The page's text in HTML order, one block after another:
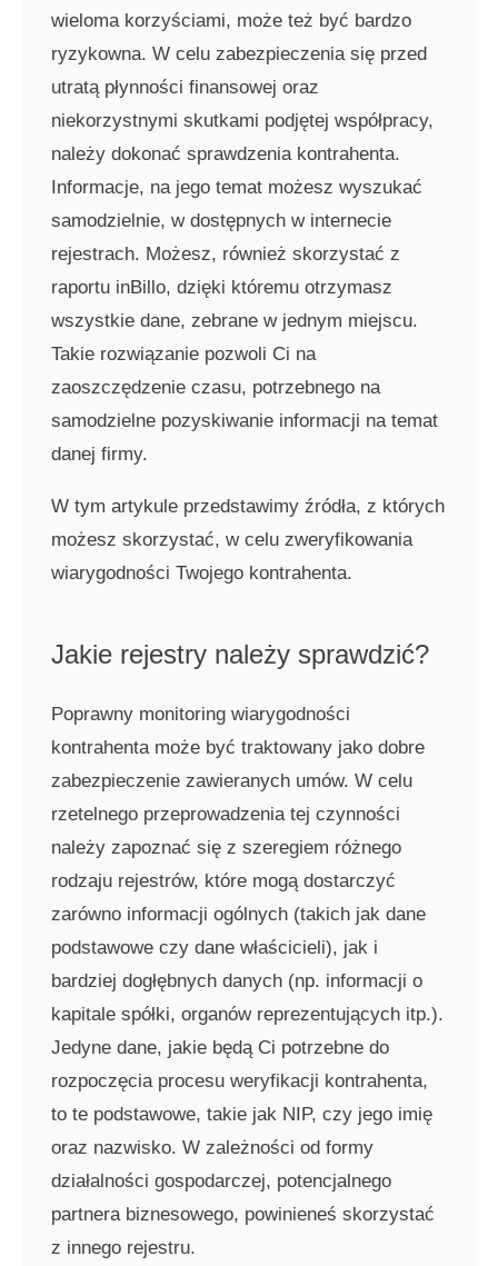
wieloma korzyściami, może też być bardzo
ryzykowna. W celu zabezpieczenia się przed
utratą płynności finansowej oraz
niekorzystnymi skutkami podjętej współpracy,
należy dokonać sprawdzenia kontrahenta.
Informacje, na jego temat możesz wyszukać
samodzielnie, w dostępnych w internecie
rejestrach. Możesz, również skorzystać z
raportu inBillo, dzięki któremu otrzymasz
wszystkie dane, zebrane w jednym miejscu.
Takie rozwiązanie pozwoli Ci na
zaoszczędzenie czasu, potrzebnego na
samodzielne pozyskiwanie informacji na temat
danej firmy.
W tym artykule przedstawimy źródła, z których
możesz skorzystać, w celu zweryfikowania
wiarygodności Twojego kontrahenta.
Jakie rejestry należy sprawdzić?
Poprawny monitoring wiarygodności
kontrahenta może być traktowany jako dobre
zabezpieczenie zawieranych umów. W celu
rzetelnego przeprowadzenia tej czynności
należy zapoznać się z szeregiem różnego
rodzaju rejestrów, które mogą dostarczyć
zarówno informacji ogólnych (takich jak dane
podstawowe czy dane właścicieli), jak i
bardziej dogłębnych danych (np. informacji o
kapitale spółki, organów reprezentujących itp.).
Jedyne dane, jakie będą Ci potrzebne do
rozpoczęcia procesu weryfikacji kontrahenta,
to te podstawowe, takie jak NIP, czy jego imię
oraz nazwisko. W zależności od formy
działalności gospodarczej, potencjalnego
partnera biznesowego, powinieneś skorzystać
z innego rejestru.